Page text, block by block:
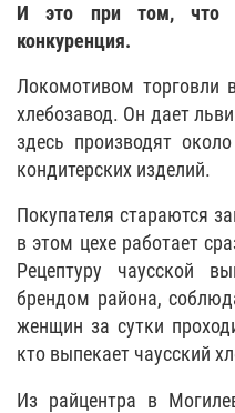
И это при том, что
конкуренция.
Локомотивом торговли
хлебозавод. Он дает
здесь производят
кондитерских изделий.
Покупателя стараются
в этом цехе работает
Рецептуру чаусской
брендом района,
женщин за сутки
кто выпекает чаусский
Из райцентра в